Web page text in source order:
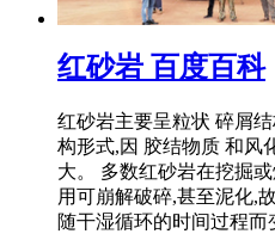
红砂岩 百度百科
红砂岩主要呈粒状 碎屑
构形式,因 胶结物质 和风
大。 多数红砂岩在挖掘
用可崩解破碎,甚至泥化,
随干湿循环的时间过程